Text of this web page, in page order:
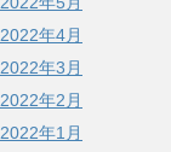
2022年4月
2022年3月
2022年2月
2022年1月